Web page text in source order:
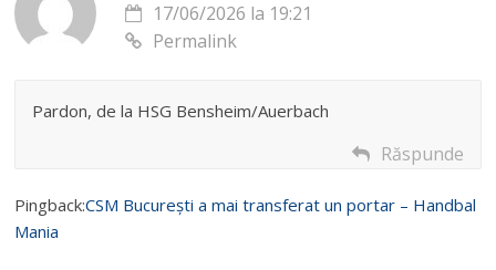
17/06/2026 la 19:21
Permalink
Pardon, de la HSG Bensheim/Auerbach
Răspunde
Pingback:CSM București a mai transferat un portar – Handbal
Mania